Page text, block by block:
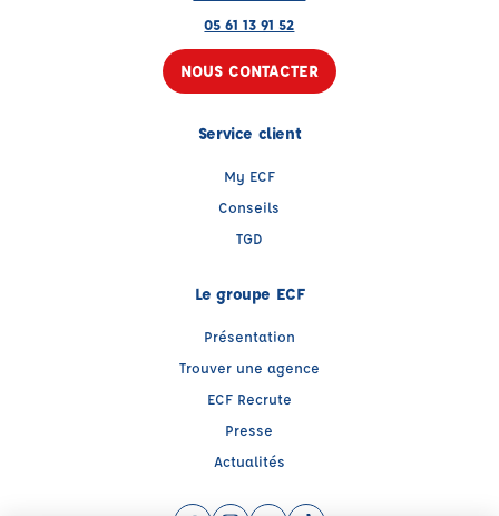
05 61 13 91 52
NOUS CONTACTER
Service client
My ECF
Conseils
TGD
Le groupe ECF
Présentation
Trouver une agence
ECF Recrute
Presse
Actualités